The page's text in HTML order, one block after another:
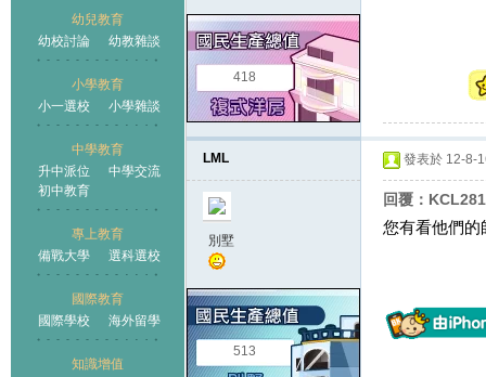
幼兒教育
幼校討論
幼教雜談
小學教育
小一選校
小學雜談
中學教育
升中派位
中學交流
初中教育
專上教育
備戰大學
選科選校
國際教育
國際學校
海外留學
知識增值
王國
418
LML
別墅
513
發表於 12-8-
回覆：
您有看他們的